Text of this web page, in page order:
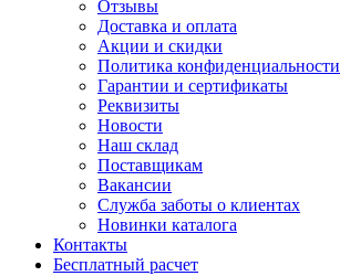
Отзывы
Доставка и оплата
Акции и скидки
Политика конфиденциальности
Гарантии и сертификаты
Реквизиты
Новости
Наш склад
Поставщикам
Вакансии
Служба заботы о клиентах
Новинки каталога
Контакты
Бесплатный расчет